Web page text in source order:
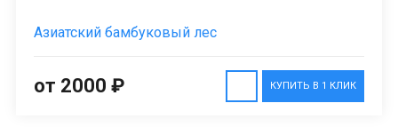
Азиатский бамбуковый лес
КУПИТЬ В 1 КЛИК
от 2000 ₽